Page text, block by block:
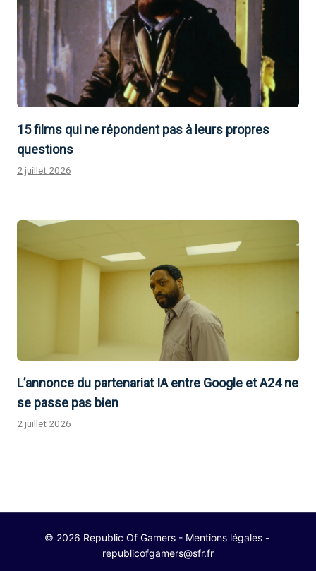
15 films qui ne répondent pas à leurs propres
questions
2 juillet 2026
L’annonce du partenariat IA entre Google et A24 ne
se passe pas bien
2 juillet 2026
© 2026 Republic Of Gamers - Mentions légales-
republicofgamers@sfr.fr